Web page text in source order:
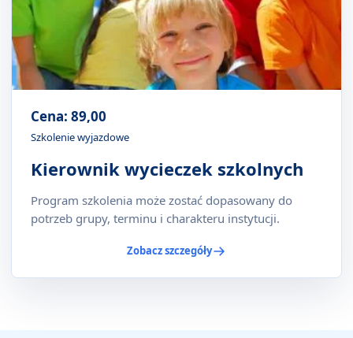
Cena: 89,00
Szkolenie wyjazdowe
Kierownik wycieczek szkolnych
Program szkolenia może zostać dopasowany do
potrzeb grupy, terminu i charakteru instytucji.
Zobacz szczegóły